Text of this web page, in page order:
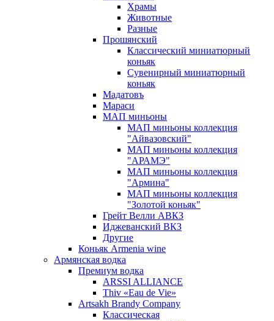
Храмы
Животные
Разные
Прошянский
Классический миниатюрный
коньяк
Сувенирный миниатюрный
коньяк
Мадатовъ
Мараси
МАП миньоны
МАП миньоны коллекция
"Айвазовский"
МАП миньоны коллекция
"АРАМЭ"
МАП миньоны коллекция
"Армина"
МАП миньоны коллекция
"Золотой коньяк"
Грейт Велли АВКЗ
Иджеванский ВКЗ
Другие
Коньяк Armenia wine
Армянская водка
Премиум водка
ARSSI ALLIANCE
Thiv «Eau de Vie»
Artsakh Brandy Company
Классическая